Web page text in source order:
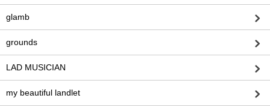
glamb
grounds
LAD MUSICIAN
my beautiful landlet